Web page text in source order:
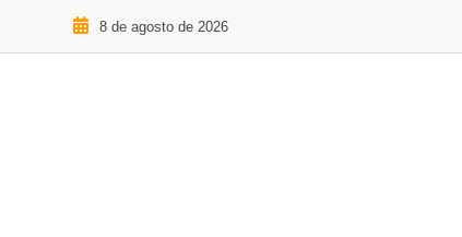
8 de agosto de 2026